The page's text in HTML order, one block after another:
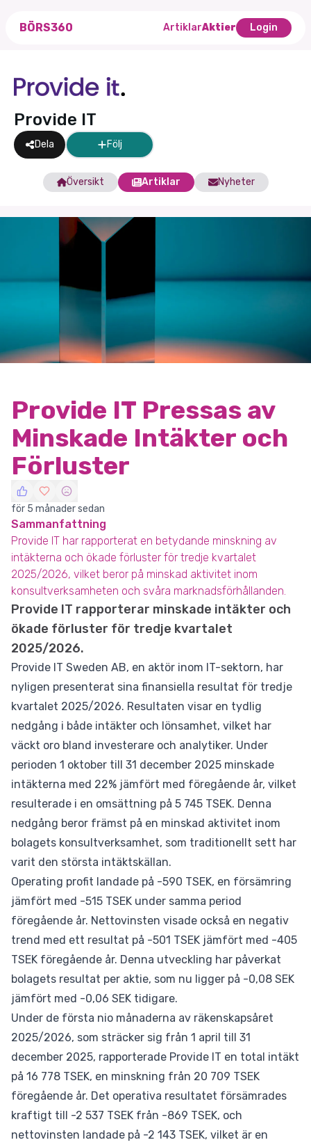
BÖRS360 ArtiklarAktier Login
Provide IT
Dela Följ
Översikt Artiklar Nyheter
Provide IT Pressas av
Minskade Intäkter och
Förluster
för 5 månader sedan
Sammanfattning
Provide IT har rapporterat en betydande minskning av
intäkterna och ökade förluster för tredje kvartalet
2025/2026, vilket beror på minskad aktivitet inom
konsultverksamheten och svåra marknadsförhållanden.
Provide IT rapporterar minskade intäkter och
ökade förluster för tredje kvartalet
2025/2026.
Provide IT Sweden AB, en aktör inom IT-sektorn, har
nyligen presenterat sina finansiella resultat för tredje
kvartalet 2025/2026. Resultaten visar en tydlig
nedgång i både intäkter och lönsamhet, vilket har
väckt oro bland investerare och analytiker. Under
perioden 1 oktober till 31 december 2025 minskade
intäkterna med 22% jämfört med föregående år, vilket
resulterade i en omsättning på 5 745 TSEK. Denna
nedgång beror främst på en minskad aktivitet inom
bolagets konsultverksamhet, som traditionellt sett har
varit den största intäktskällan.
Operating profit landade på -590 TSEK, en försämring
jämfört med -515 TSEK under samma period
föregående år. Nettovinsten visade också en negativ
trend med ett resultat på -501 TSEK jämfört med -405
TSEK föregående år. Denna utveckling har påverkat
bolagets resultat per aktie, som nu ligger på -0,08 SEK
jämfört med -0,06 SEK tidigare.
Under de första nio månaderna av räkenskapsåret
2025/2026, som sträcker sig från 1 april till 31
december 2025, rapporterade Provide IT en total intäkt
på 16 778 TSEK, en minskning från 20 709 TSEK
föregående år. Det operativa resultatet försämrades
kraftigt till -2 537 TSEK från -869 TSEK, och
nettovinsten landade på -2 143 TSEK, vilket är en